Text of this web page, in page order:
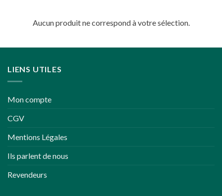
Aucun produit ne correspond à votre sélection.
LIENS UTILES
Mon compte
CGV
Mentions Légales
Ils parlent de nous
Revendeurs